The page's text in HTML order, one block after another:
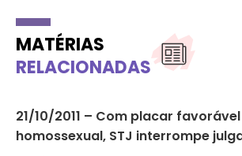
MATÉRIAS
RELACIONADAS
21/10/2011 – Com placar
homossexual, STJ interrompe